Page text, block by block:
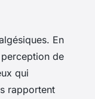
En
de
qui
rapportent